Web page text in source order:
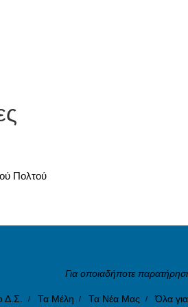
Πολτού
Για οποιαδήποτε
Δ.Σ. Τα Μέλη Τα Νέα Μας Όλα